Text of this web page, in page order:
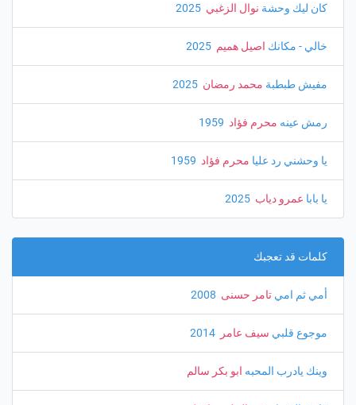
كان ليك وحشة نوال الزغبي
خالي - مكانك اصيل هميم
مفيش طبطبة محمد رمضان
رمش عينه محرم فؤاد
يا وحشني رد عليا محرم فؤاد
يا بابا عمرو دياب
كلمات قد تعجبك
أمي ثم امي تامر حسنى
موجوع قلبي سيف عامر
وينك يادرب المحبه ابو بكر سالم